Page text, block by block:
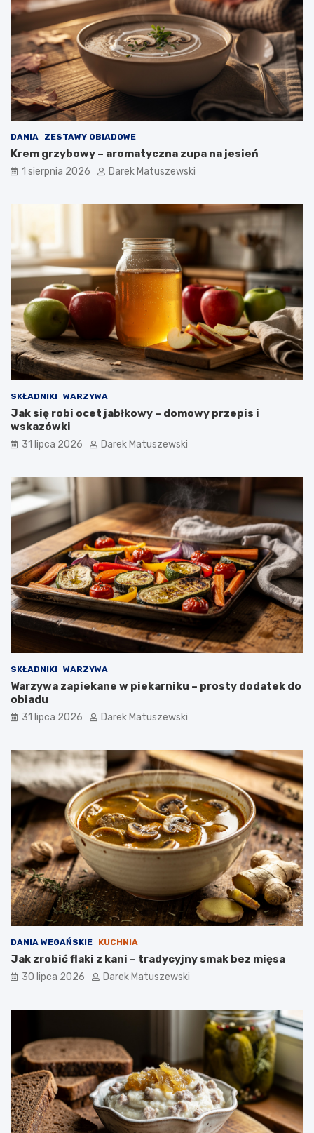
DANIA ZESTAWY OBIADOWE
Krem grzybowy – aromatyczna zupa na jesień
1 sierpnia 2026 Darek Matuszewski
SKŁADNIKI WARZYWA
Jak się robi ocet jabłkowy – domowy przepis i
wskazówki
31 lipca 2026 Darek Matuszewski
SKŁADNIKI WARZYWA
Warzywa zapiekane w piekarniku – prosty dodatek do
obiadu
31 lipca 2026 Darek Matuszewski
DANIA WEGAŃSKIE KUCHNIA
Jak zrobić flaki z kani – tradycyjny smak bez mięsa
30 lipca 2026 Darek Matuszewski